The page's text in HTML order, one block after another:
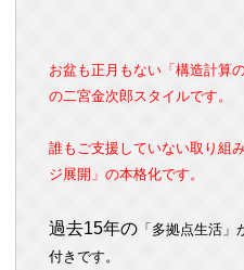
お盆も正月もない「構造計算
の二宮金次郎スタイルです。
誰もご支援していない取り組
ジ展開」の本格化です。
過去15年の 「多拠点生活
付きです。